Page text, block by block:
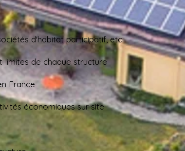
d'habitat participatif, etc.​
limites de chaque structure
France
économiques sur site